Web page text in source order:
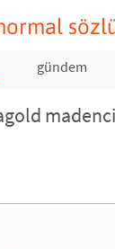
gündem